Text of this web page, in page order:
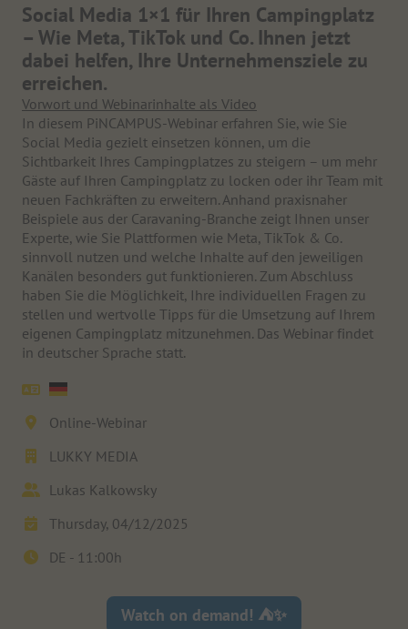
Social Media 1×1 für Ihren Campingplatz
– Wie Meta, TikTok und Co. Ihnen jetzt
dabei helfen, Ihre Unternehmensziele zu
erreichen.
Vorwort und Webinarinhalte als Video
In diesem PiNCAMPUS-Webinar erfahren Sie, wie Sie
Social Media gezielt einsetzen können, um die
Sichtbarkeit Ihres Campingplatzes zu steigern – um mehr
Gäste auf Ihren Campingplatz zu locken oder ihr Team mit
neuen Fachkräften zu erweitern. Anhand praxisnaher
Beispiele aus der Caravaning-Branche zeigt Ihnen unser
Experte, wie Sie Plattformen wie Meta, TikTok & Co.
sinnvoll nutzen und welche Inhalte auf den jeweiligen
Kanälen besonders gut funktionieren. Zum Abschluss
haben Sie die Möglichkeit, Ihre individuellen Fragen zu
stellen und wertvolle Tipps für die Umsetzung auf Ihrem
eigenen Campingplatz mitzunehmen. Das Webinar findet
in deutscher Sprache statt.
Online-Webinar
LUKKY MEDIA
Lukas Kalkowsky
Thursday, 04/12/2025
DE - 11:00h
Watch on demand! ⛺✨